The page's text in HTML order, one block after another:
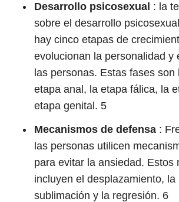
Desarrollo psicosexual : la
sobre el desarrollo
hay cinco etapas de
evolucionan la personalidad y
las personas. Estas fases
etapa anal, la etapa fálica, la
etapa genital. 5
Mecanismos de defensa :
las personas utilicen
para evitar la ansiedad. Estos
incluyen el desplazamiento, la
sublimación y la regresión. 6